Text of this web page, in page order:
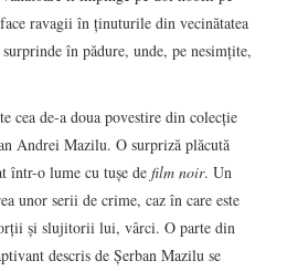
ravagii în ținuturile din vecinătatea
în pădure, unde, pe nesimțite,
cea de-a doua povestire din colecție
Andrei Mazilu. O surpriză plăcută
într-o lume cu tușe defilm noir. Un
unor serii de crime, caz în care este
și slujitorii lui, vârci. O parte din
descris de Șerban Mazilu se